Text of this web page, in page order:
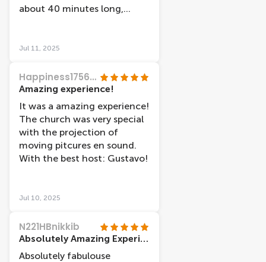
about 40 minutes long,
Jul 11, 2025
Happiness17564167231
Amazing experience!
It was a amazing experience!
The church was very special
with the projection of
moving pitcures en sound.
With the best host: Gustavo!
Jul 10, 2025
N221HBnikkib
Absolutely Amazing Experience
Absolutely fabulouse